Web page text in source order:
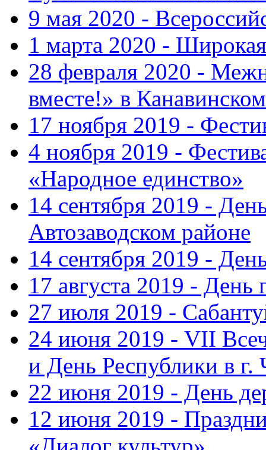
9 мая 2020 -
1 марта 2020 -
28 февраля 2020 -
вместе!» в
17 ноября 2019 -
4 ноября 2019 -
«Народное единство»
14 сентября 2019 -
Автозаводском районе
14 сентября 2019 -
17 августа 2019 -
27 июля 2019 -
24 июня 2019 - VII
и День Республики в г.
22 июня 2019 - День
12 июня 2019 -